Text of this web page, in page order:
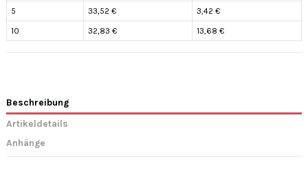
5 33,52 € 3,42 €
10 32,83 € 13,68 €
Beschreibung
Artikeldetails
Anhänge